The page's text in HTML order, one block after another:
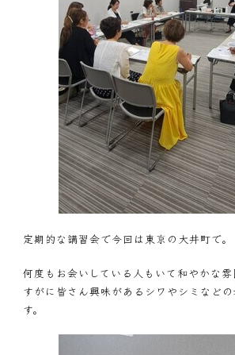
定期的な講習会で今回は東京の大井町で。
何度もお会いしている人もいて和やかな雰
すがに皆さん興味があるシワやシミなど
す。